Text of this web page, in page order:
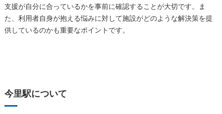
支援が自分に合っているかを事前に確認することが大切です。ま
た、利用者自身が抱える悩みに対して施設がどのような解決策を提
供しているのかも重要なポイントです。
今里駅について